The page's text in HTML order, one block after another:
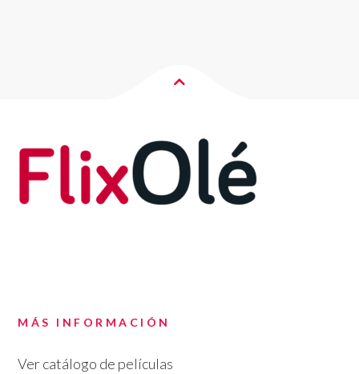
MÁS INFORMACIÓN
Ver catálogo de películas